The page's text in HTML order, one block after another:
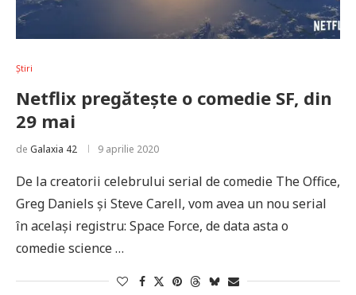
Știri
Netflix pregătește o comedie SF, din
29 mai
de Galaxia 42 9 aprilie 2020
De la creatorii celebrului serial de comedie The Office,
Greg Daniels și Steve Carell, vom avea un nou serial
în același registru: Space Force, de data asta o
comedie science …